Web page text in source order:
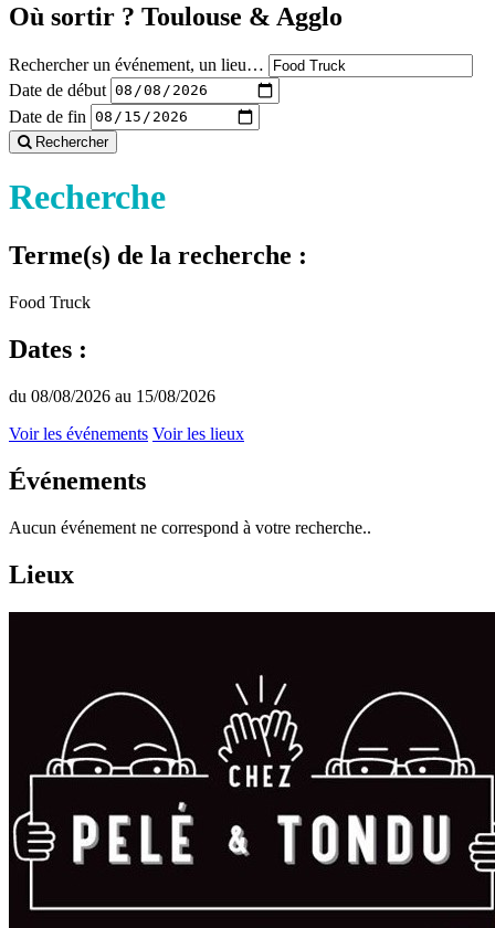
Où sortir ? Toulouse & Agglo
Rechercher un événement, un lieu…
Date de début
Date de fin
Rechercher
Recherche
Terme(s) de la recherche :
Food Truck
Dates :
du 08/08/2026 au 15/08/2026
Voir les événements Voir les lieux
Événements
Aucun événement ne correspond à votre recherche..
Lieux